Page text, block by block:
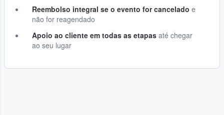
Reembolso integral se o evento for cancelado e
não for reagendado
Apoio ao cliente em todas as etapas até chegar
ao seu lugar